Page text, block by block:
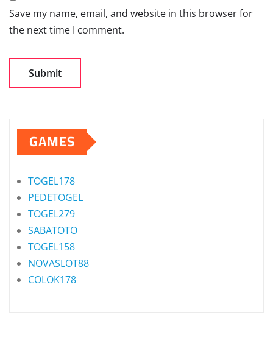
Save my name, email, and website in this browser for
the next time I comment.
GAMES
TOGEL178
PEDETOGEL
TOGEL279
SABATOTO
TOGEL158
NOVASLOT88
COLOK178